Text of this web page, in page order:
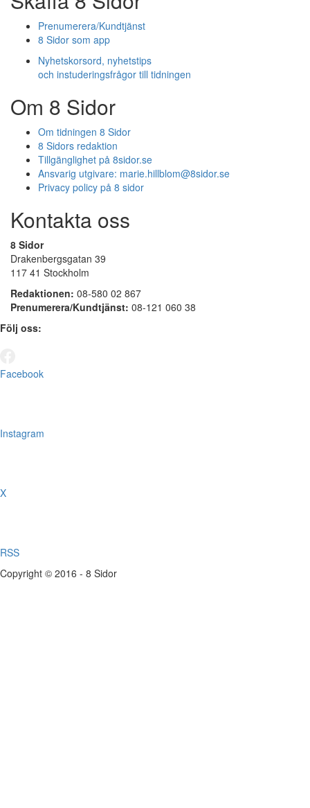
Prenumerera/Kundtjänst
8 Sidor som app
Nyhetskorsord, nyhetstips
och instuderingsfrågor till tidningen
Om 8 Sidor
Om tidningen 8 Sidor
8 Sidors redaktion
Tillgänglighet på 8sidor.se
Ansvarig utgivare: marie.hillblom@8sidor.se
Privacy policy på 8 sidor
Kontakta oss
8 Sidor
Drakenbergsgatan 39
117 41 Stockholm
Redaktionen: 08-580 02 867
Prenumerera/Kundtjänst: 08-121 060 38
Följ oss:
Facebook
Instagram
X
RSS
Copyright © 2016 - 8 Sidor